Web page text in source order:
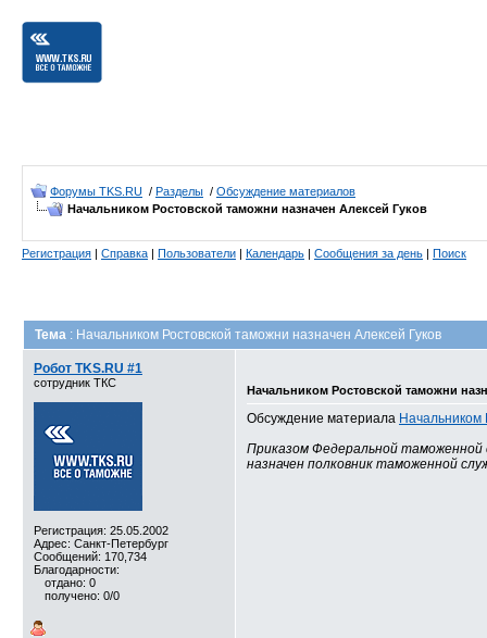
Форумы TKS.RU / Разделы / Обсуждение материалов
Начальником Ростовской таможни назначен Алексей Гуков
Регистрация | Справка | Пользователи | Календарь | Сообщения за день | Поиск
Тема : Начальником Ростовской таможни назначен Алексей Гуков
Робот TKS.RU #1
сотрудник ТКС
Регистрация: 25.05.2002
Адрес: Санкт-Петербург
Сообщений: 170,734
Благодарности:
отдано: 0
получено: 0/0
Начальником Ростовской таможни
Обсуждение материала Начальником
Приказом Федеральной таможенной
назначен полковник таможенной